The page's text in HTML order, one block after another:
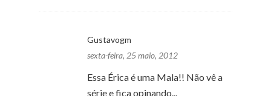
Gustavogm
sexta-feira, 25 maio, 2012
Essa Érica é uma Mala!! Não vê a
série e fica opinando...